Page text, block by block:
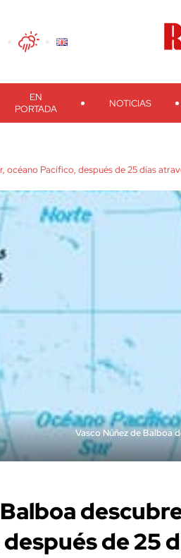
TwitterFacebook
Threads
Instagram Telegram
EN
PORTADA
NOTICIAS
océano Pacífico, después de 25 días
Vasco Núñez de Balboa
de 25